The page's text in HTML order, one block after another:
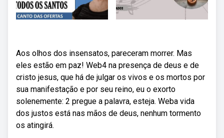
Aos olhos dos insensatos, pareceram morrer. Mas
eles estão em paz! Web4 na presença de deus e de
cristo jesus, que há de julgar os vivos e os mortos por
sua manifestação e por seu reino, eu o exorto
solenemente: 2 pregue a palavra, esteja. Weba vida
dos justos está nas mãos de deus, nenhum tormento
os atingirá.